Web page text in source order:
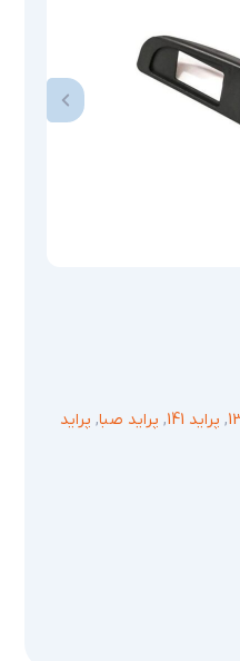
, پراید 141 , پراید صبا, پراید